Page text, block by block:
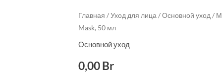
Главная /Уход для лица /Основной уход /
Mask, 50 мл
Основной уход
0,00Br